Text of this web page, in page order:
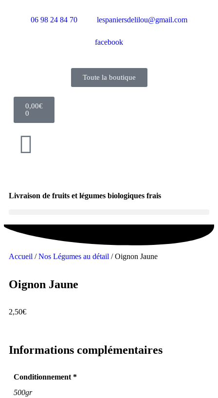
06 98 24 84 70 lespaniersdelilou@gmail.com
facebook
Toute la boutique
0,00€
0
Livraison de fruits et légumes biologiques frais
Accueil /Nos Légumes au détail / Oignon Jaune
Oignon Jaune
2,50€
Informations complémentaires
Conditionnement *
500gr